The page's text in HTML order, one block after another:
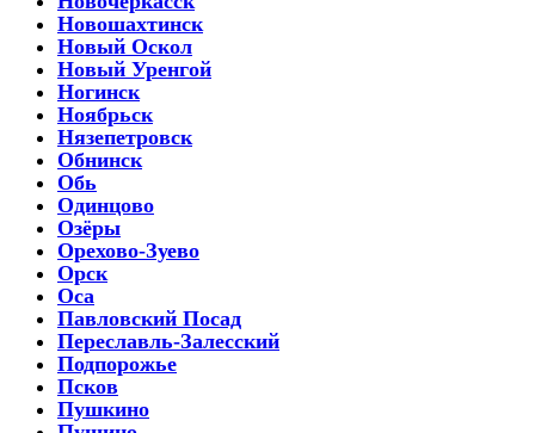
Новошахтинск
Новый Оскол
Новый Уренгой
Ногинск
Ноябрьск
Нязепетровск
Обнинск
Обь
Одинцово
Озёры
Орехово-Зуево
Орск
Оса
Павловский Посад
Переславль-Залесский
Подпорожье
Псков
Пушкино